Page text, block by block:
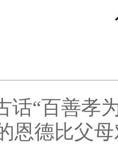
话“百善孝
恩德比父